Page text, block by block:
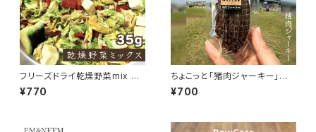
フリーズドライ乾燥野菜mix 35
g
¥770
ちょこっと「猪肉ジャーキー」ジ
ビエいのしし おやつ
¥700